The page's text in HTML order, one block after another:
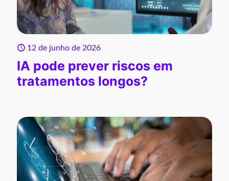
12 de junho de 2026
IA pode prever riscos em
tratamentos longos?